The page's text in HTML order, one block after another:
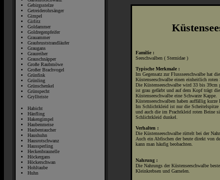
Gebirgsstelze
Getreiderohrsänger
Gimpel
Girlitz
Goldammer
Goldregenpfeifer
Grauammer
Graubruststrandläufer
Graugans
Graureiher
Grauschnäpper
Große Raubmöwe
Großer Brachvogel
Grünfink
Grünling
Grünschenkel
Grünspecht
Gryllteiste
Habicht
Hänfling
Hakengimpel
Haubenmeise
Haubentaucher
Haushuhn
Hausrotschwanz
Haussperling
Heckenbraunelle
Höckergans
Höckerschwan
Hohltaube
Huhn
Familie :
Seeschwalben ( Sternidae )
Typische Merkmale :
Im Gegensatz zur Flussseeschwalbe hat die
Küstenseeschwalbe einen einheitlich roten
Die Küstenseeschwalbe wird 33 bis 39cm
ist grau gefärbt und auf dem Kopf trägt die
Küstenseeschwalbe eine Schwarze Kappe.
Küstenseeschwalben haben auffällig kurze
Im Schlichtkleid ist nur die Scheitelspitze
und auch die im Prachtkleid roten Beine
Schlichtkleid dunkel.
Verhalten :
Die Küstenseeschwalbe rüttelt bei der
Auch ein Abfischen der beute direkt von
kann man häufig beobachten.
Nahrung :
Die Nahrungs der Küstenseeschwalbe
Kleinkrebsen und Garnelen.